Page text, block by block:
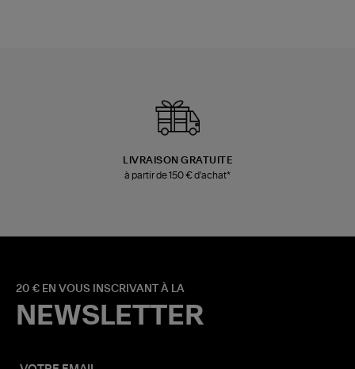
LIVRAISON GRATUITE
à partir de 150 € d'achat*
20 € EN VOUS INSCRIVANT À LA
NEWSLETTER